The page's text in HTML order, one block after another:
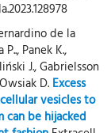
de la
Panek K.,
J., Gabrielsson
D. Excess
vesicles to
can be hijacked